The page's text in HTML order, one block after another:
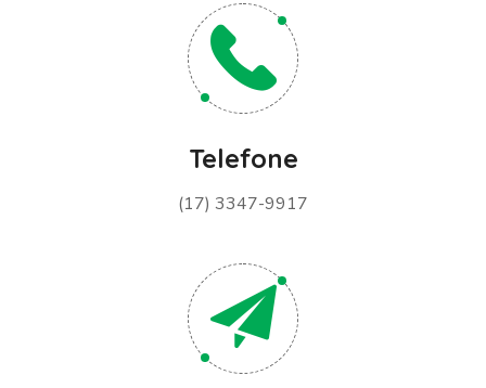
Telefone
(17) 3347-9917